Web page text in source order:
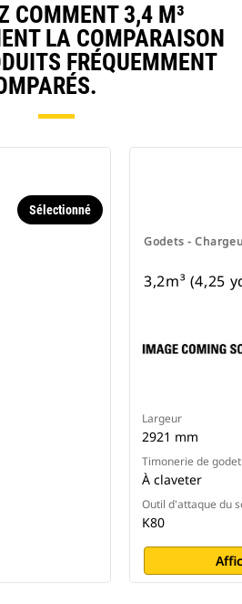
COMMENT 3,4 M³
LA COMPARAISON
FRÉQUEMMENT
Sélectionné
Godets -
3,2m³ (4,25
Largeur
2921 mm
Timonerie de godet
À claveter
Outil d'attaque du
K80